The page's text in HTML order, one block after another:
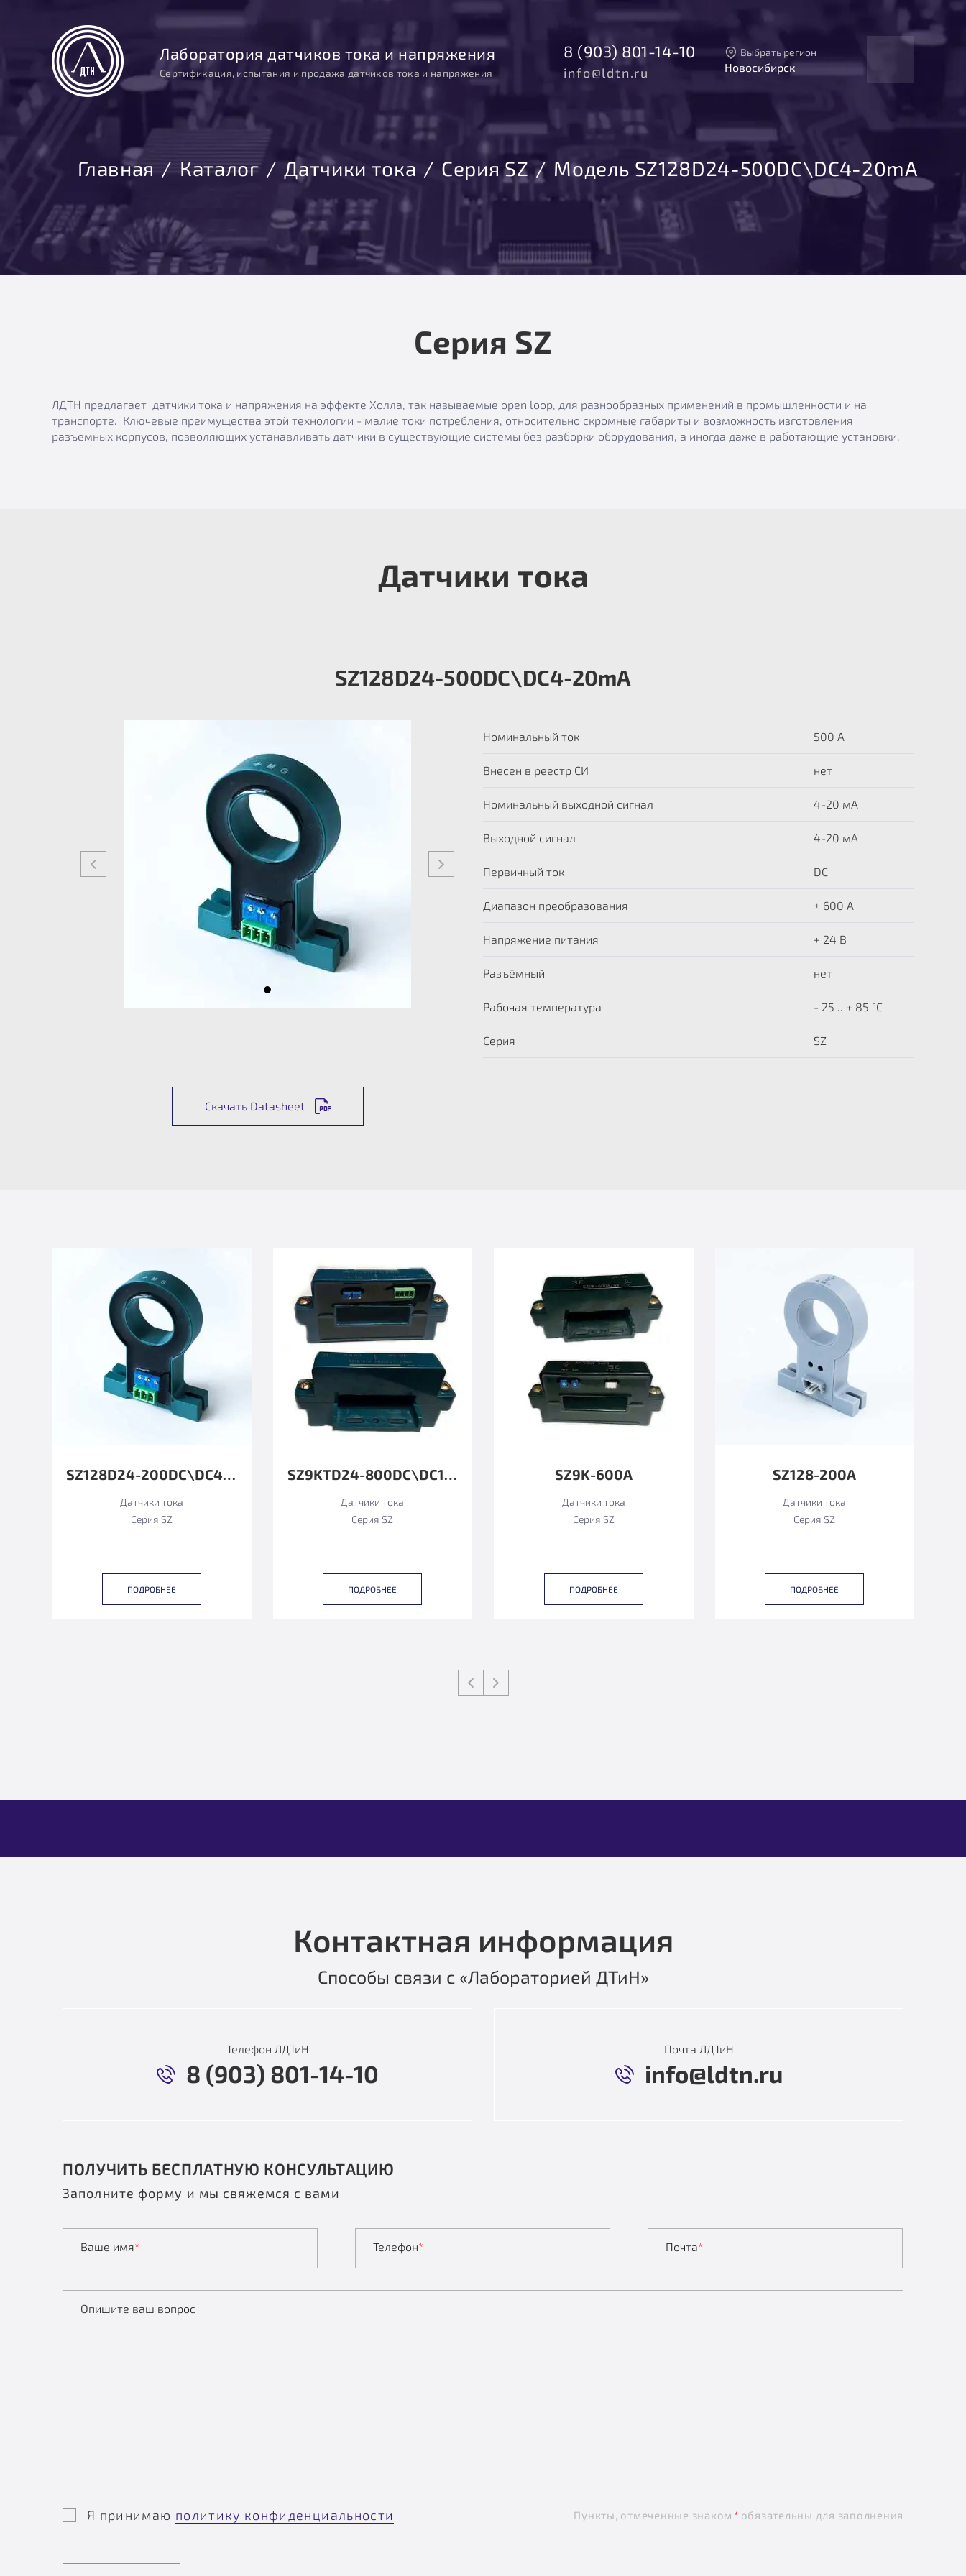
Лаборатория датчиков тока и напряжения
Сертификация, испытания и продажа датчиков тока и напряжения
8 (903) 801-14-10
info@ldtn.ru
Выбрать регион
Новосибирск
Екатеринбург
Главная Каталог Датчики тока Серия SZ Модель SZ128D24-500DC\DC4-20mA
Серия SZ
ЛДТН предлагает датчики тока и напряжения на эффекте Холла, так называемые open loop, для разнообразных применений в промышленности и на
транспорте. Ключевые преимущества этой технологии - малие токи потребления, относительно скромные габариты и возможность изготовления
разъемных корпусов, позволяющих устанавливать датчики в существующие системы без разборки оборудования, а иногда даже в работающие установки.
Датчики тока
SZ128D24-500DC\DC4-20mA
Номинальный ток 500 A
Внесен в реестр СИ нет
Номинальный выходной сигнал 4-20 мА
Выходной сигнал 4-20 мА
Первичный ток DC
Диапазон преобразования ± 600 A
Напряжение питания + 24 В
Разъёмный нет
Рабочая температура - 25 .. + 85 °C
Серия SZ
Скачать Datasheet
SZ128D24-200DC\DC4-20MA
Датчики тока
Серия SZ
ПОДРОБНЕЕ
SZ9KTD24-800DC\DC12±8MA
Датчики тока
Серия SZ
ПОДРОБНЕЕ
SZ9K-600А
Датчики тока
Серия SZ
ПОДРОБНЕЕ
SZ128-200А
Датчики тока
Серия SZ
ПОДРОБНЕЕ
Контактная информация
Способы связи с «Лабораторией ДТиН»
Телефон ЛДТиН
8 (903) 801-14-10
Почта ЛДТиН
info@ldtn.ru
ПОЛУЧИТЬ БЕСПЛАТНУЮ КОНСУЛЬТАЦИЮ
Заполните форму и мы свяжемся с вами
Ваше имя* Телефон* Почта*
Опишите ваш вопрос
Я принимаю политику конфиденциальности Пункты, отмеченные знаком *обязательны для заполнения